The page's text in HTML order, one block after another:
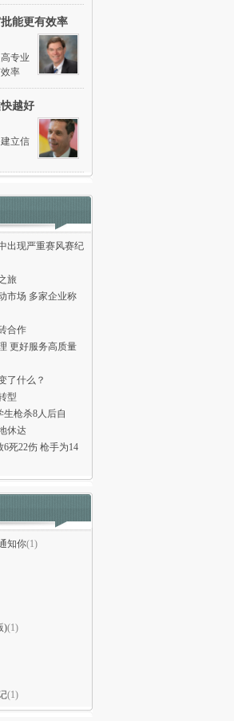
能更有效率
专业
率
越好
立信
出现严重赛风赛纪
旅
市场 多家企业称
合作
更好服务高质量
了什么？
型
生枪杀8人后自
休达
死22伤 枪手为14
知你(1)
)(1)
(1)